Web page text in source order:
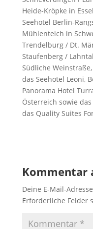
Heide-Kröpke in
Seehotel Berlin-
Mühlenteich in
Trendelburg / Dt.
Staufenberg /
Südliche
das Seehotel Leoni,
Panorama Hotel
Österreich sowie
das Quality Suites
Kommentar
Deine E-Mail-
Erforderliche Felder